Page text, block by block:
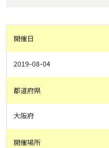
開催日
2019-08-04
都道府県
大阪府
開催場所